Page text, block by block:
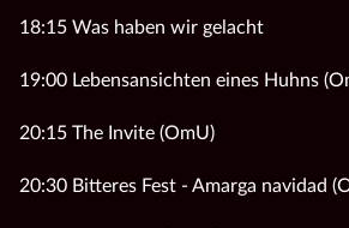
18:15 Was haben wir gelacht
19:00 Lebensansichten eines Huhns
20:15 The Invite (OmU)
20:30 Bitteres Fest - Amarga navidad